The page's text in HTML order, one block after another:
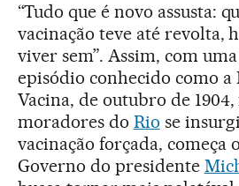
“Tudo que é novo assusta:
vacinação teve até revolta,
viver sem”. Assim, com
episódio conhecido como a
Vacina, de outubro de
moradores do Rio se
vacinação forçada, começa
Governo do presidente